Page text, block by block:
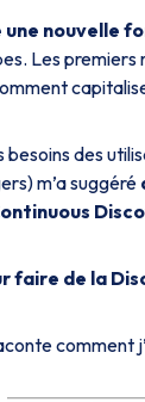
nouvelle
Les
besoins des
m’a suggéré
faire de la
comment